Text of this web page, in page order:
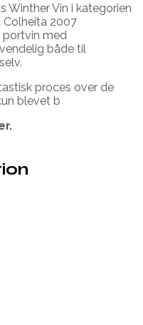
Winther Vin i kategorien
Colheita 2007
med
både til
proces over de
blevet b